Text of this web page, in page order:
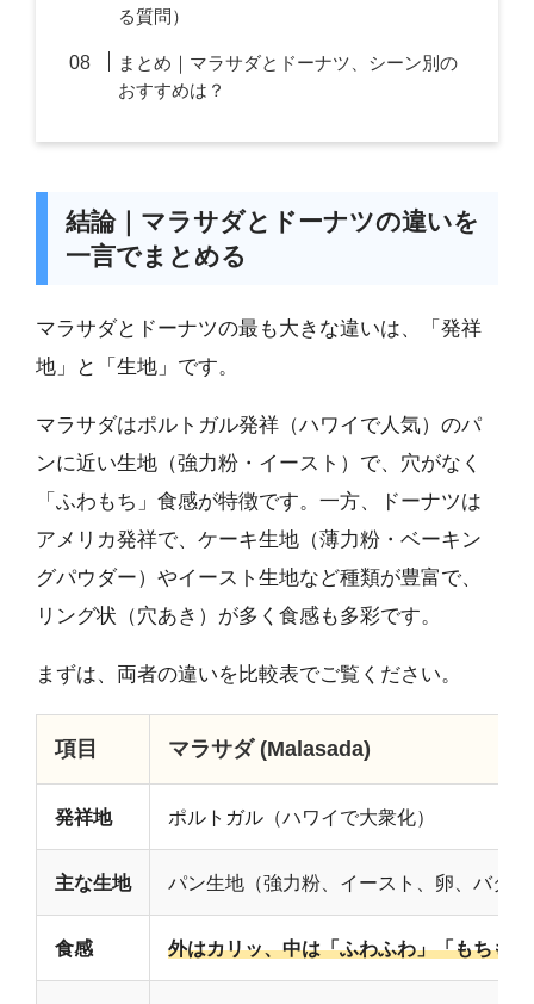
る質問）
まとめ｜マラサダとドーナツ、シーン別の
おすすめは？
結論｜マラサダとドーナツの違いを
一言でまとめる
マラサダとドーナツの最も大きな違いは、「発祥
地」と「生地」です。
マラサダはポルトガル発祥（ハワイで人気）のパ
ンに近い生地（強力粉・イースト）で、穴がなく
「ふわもち」食感が特徴です。一方、ドーナツは
アメリカ発祥で、ケーキ生地（薄力粉・ベーキン
グパウダー）やイースト生地など種類が豊富で、
リング状（穴あき）が多く食感も多彩です。
まずは、両者の違いを比較表でご覧ください。
項目 マラサダ (Malasada)
発祥地 ポルトガル（ハワイで大衆化）
主な生地 パン生地（強力粉、イースト、卵、バター
食感 外はカリッ、中は「ふわふわ」「もちもち